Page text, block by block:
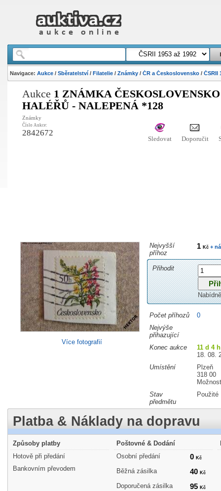
Navigace: Aukce/ Sběratelství/ Filatelie/ Známky/ ČR a Československo/ ČSRII
Aukce 1 ZNÁMKA ČESKOSLOVENSKO
HALÉŘŮ - NALEPENÁ *128
Známky
Číslo Aukce:
2842672
Sledovat Doporučit
Více fotografií
Nejvyšší
příhoz
1 Kč+
Přihodit
Počet příhozů
0
Nejvýše
přihazující
Konec aukce
11 d 4
18. 08.
Umístění
Plzeň
318 00
Stav
předmětu
Použité
Platba & Náklady na dopravu
Způsoby platby
Hotově při předání
Bankovním převodem
Poštovné & Dodání
Osobní předání
0 Kč
Běžná zásilka 40 Kč
Doporučená zásilka 95 Kč